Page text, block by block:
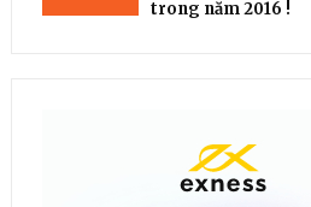
trong năm 2016 !